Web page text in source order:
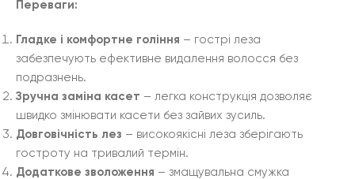
Переваги:
Гладке і комфортне гоління – гострі леза
забезпечують ефективне видалення волосся без
подразнень.
Зручна заміна касет – легка конструкція дозволяє
швидко змінювати касети без зайвих зусиль.
Довговічність лез – високоякісні леза зберігають
гостроту на тривалий термін.
Додаткове зволоження – змащувальна смужка